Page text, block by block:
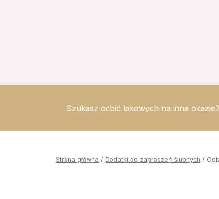
Szukasz odbić lakowych na inne
Strona główna / Dodatki do zaproszeń ślubnych /